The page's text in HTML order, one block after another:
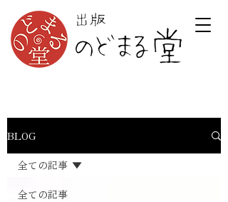
BLOG
全ての記事
全ての記事